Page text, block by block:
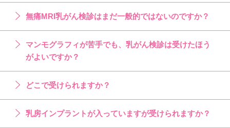
無痛MRI乳がん検診はまだ一般的ではないのですか？
マンモグラフィが苦手でも、乳がん検診は受けたほう
がよいですか？
どこで受けられますか？
乳房インプラントが入っていますが受けられますか？